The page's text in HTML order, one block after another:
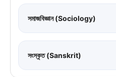
সমাজবিজ্ঞান (Sociology)
সংস্কৃত (Sanskrit)